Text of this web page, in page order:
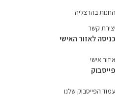
החנות בהרצליה
יצירת קשר
כניסה לאזור האישי
איזור אישי
פייסבוק
עמוד הפייסבוק שלנו